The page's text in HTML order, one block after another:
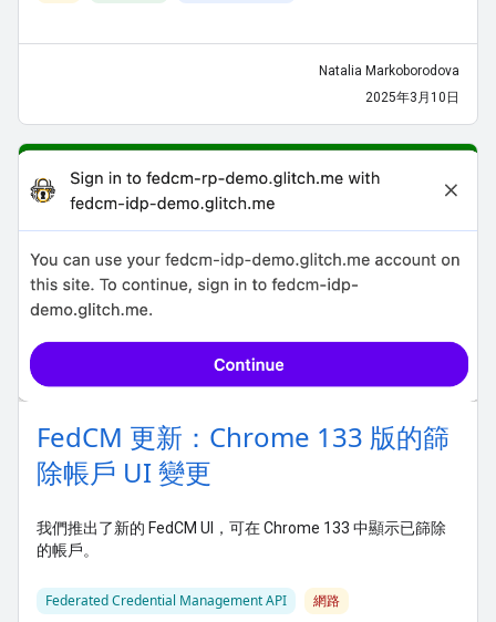
Natalia Markoborodova
2025年3月10日
FedCM 更新：Chrome 133 版的篩
除帳戶 UI 變更
我們推出了新的 FedCM UI，可在 Chrome 133 中顯示已篩除
的帳戶。
Federated Credential Management API 網路